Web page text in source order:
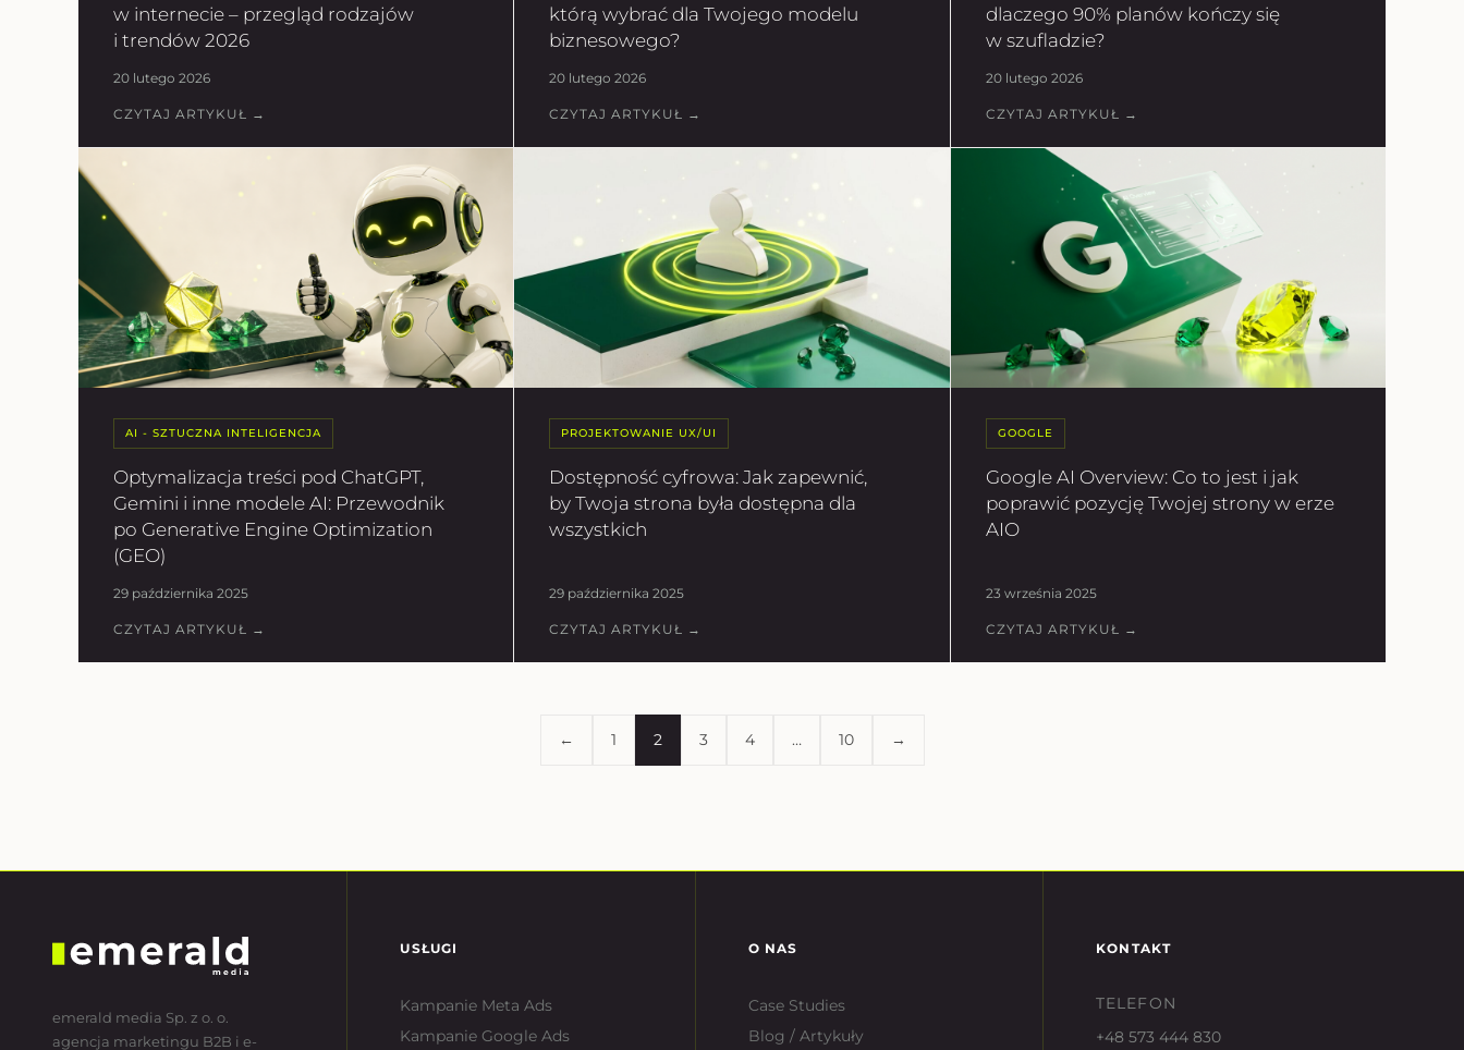
w internecie – przegląd rodzajów
i trendów 2026
20 lutego 2026
CZYTAJ ARTYKUŁ →
którą wybrać dla Twojego modelu
biznesowego?
20 lutego 2026
CZYTAJ ARTYKUŁ →
dlaczego 90% planów kończy się
w szufladzie?
20 lutego 2026
CZYTAJ ARTYKUŁ →
AI - SZTUCZNA INTELIGENCJA
Optymalizacja treści pod ChatGPT,
Gemini i inne modele AI: Przewodnik
po Generative Engine Optimization
(GEO)
29 października 2025
CZYTAJ ARTYKUŁ →
PROJEKTOWANIE UX/UI
Dostępność cyfrowa: Jak zapewnić,
by Twoja strona była dostępna dla
wszystkich
29 października 2025
CZYTAJ ARTYKUŁ →
GOOGLE
Google AI Overview: Co to jest i jak
poprawić pozycję Twojej strony w erze
AIO
23 września 2025
CZYTAJ ARTYKUŁ →
← 1 2 3 4 … 10 →
emerald media Sp. z o. o.
agencja marketingu B2B i e-
USŁUGI
Kampanie Meta Ads
Kampanie Google Ads
O NAS
Case Studies
Blog / Artykuły
KONTAKT
TELEFON
+48 573 444 830